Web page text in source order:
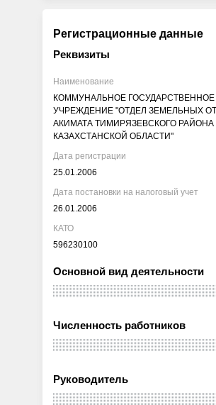
Регистрационные данные
Реквизиты
Наименование
КОММУНАЛЬНОЕ ГОСУДАРСТВЕННОЕ
УЧРЕЖДЕНИЕ "ОТДЕЛ ЗЕМЕЛЬНЫХ
АКИМАТА ТИМИРЯЗЕВСКОГО РАЙОНА
КАЗАХСТАНСКОЙ ОБЛАСТИ"
Дата регистрации
25.01.2006
Дата постановки на налоговый учет
26.01.2006
КАТО
596230100
Основной вид деятельности
Численность работников
Руководитель